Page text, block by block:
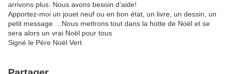
arrivons plus. Nous avons besoin d’aide!
Apportez-moi un jouet neuf ou en bon état, un livre, un dessin, un
petit message …Nous mettrons tout dans la hotte de Noël et se
sera alors un vrai Noël pour tous
Signé le Père Noël Vert